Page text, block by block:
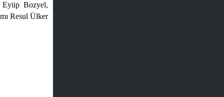
Eyüp Bozyel,
Resul Ülker